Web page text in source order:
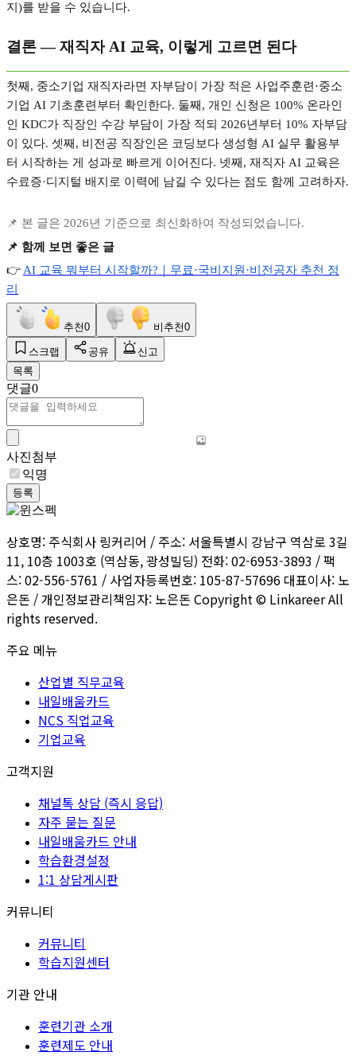
지 )를 받을 수 있습니다.
결론—재직자AI 교육, 이렇게 고르면 된다
첫째 , 중소기업 재직자라면 자부담이 가장 적은 사업주훈련 ·중소
기업 AI 기초훈련부터 확인한다. 둘째 , 개인 신청은 100% 온라인
인
KDC가 직장인 수강 부담이 가장 적되 2026년부터 10% 자부담
이 있다. 셋째 , 비전공 직장인은 코딩보다 생성형 AI 실무 활용부
터 시작하는 게 성과로 빠르게 이어진다. 넷째 , 재직자 AI 교육은
수료증·디지털 배지로 이력에 남길 수 있다는 점도 함께 고려하자.
📌 본 글은 2026년 기준으로 최신화하여 작성되었습니다.
📌 함께 보면 좋은 글
👉 AI 교육 뭐부터 시작할까? ｜무료·국비지원·비전공자 추천 정
리
추천0 비추천0
스크랩 공유
신고
목록
댓글0
사진첨부
익명
등록
상호명: 주식회사 링커리어 / 주소: 서울특별시 강남구 역삼로 3길
11, 10층 1003호 (역삼동, 광성빌딩) 전화: 02-6953-3893 / 팩
스: 02-556-5761 / 사업자등록번호: 105-87-57696 대표이사: 노
은돈 / 개인정보관리책임자: 노은돈 Copyright © Linkareer All
rights reserved.
주요 메뉴
산업별 직무교육
내일배움카드
NCS 직업교육
기업교육
고객지원
채널톡 상담 (즉시 응답)
자주 묻는 질문
내일배움카드 안내
학습환경설정
1:1 상담게시판
커뮤니티
커뮤니티
학습지원센터
기관 안내
훈련기관 소개
훈련제도 안내